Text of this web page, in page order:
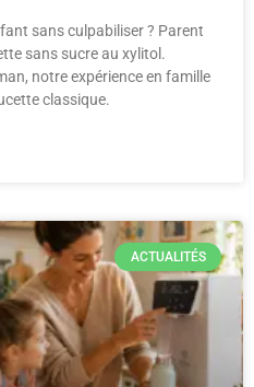
sans culpabiliser ? Parent
sans sucre au xylitol.
notre expérience en famille
classique.
ACTUALITÉS